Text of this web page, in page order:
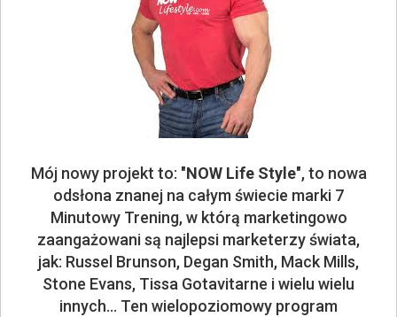
Mój nowy projekt to: "NOW Life Style", to nowa
odsłona znanej na całym świecie marki 7
Minutowy Trening, w którą marketingowo
zaangażowani są najlepsi marketerzy świata,
jak: Russel Brunson, Degan Smith, Mack Mills,
Stone Evans, Tissa Gotavitarne i wielu wielu
innych... Ten wielopoziomowy program